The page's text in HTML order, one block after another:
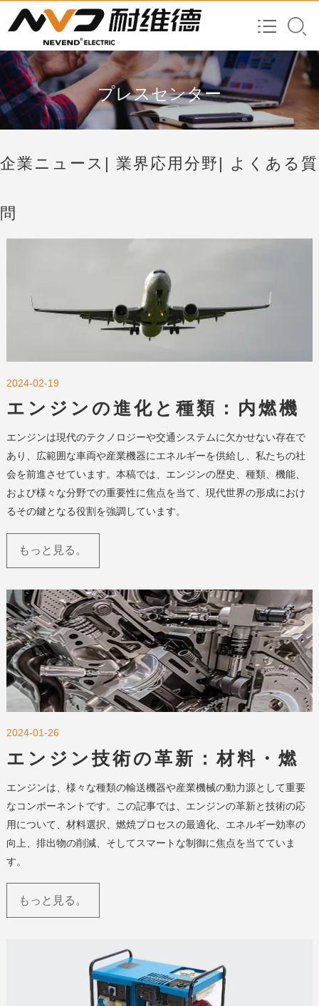
プレスセンター
企業ニュース | 業界応用分野 | よくある質
問
2024-02-19
エンジンの進化と種類：内燃機
関・電動エンジン・ジェットエ
ンジンの役割と重要性
エンジンは現代のテクノロジーや交通システムに欠かせない存在で
あり、広範囲な車両や産業機器にエネルギーを供給し、私たちの社
会を前進させています。本稿では、エンジンの歴史、種類、機能、
および様々な分野での重要性に焦点を当て、現代世界の形成におけ
るその鍵となる役割を強調しています。
もっと見る。
2024-01-26
エンジン技術の革新：材料・燃
焼最適化・スマート制御の最新
動向
エンジンは、様々な種類の輸送機器や産業機械の動力源として重要
なコンポーネントです。この記事では、エンジンの革新と技術の応
用について、材料選択、燃焼プロセスの最適化、エネルギー効率の
向上、排出物の削減、そしてスマートな制御に焦点を当てていま
す。
もっと見る。